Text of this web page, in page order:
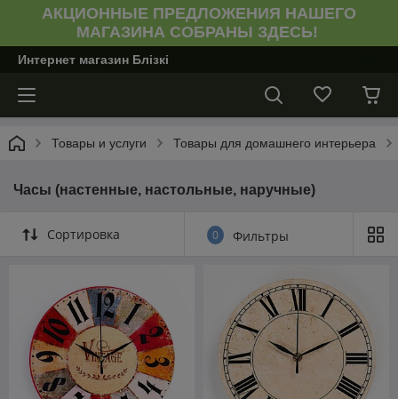
АКЦИОННЫЕ ПРЕДЛОЖЕНИЯ НАШЕГО
МАГАЗИНА СОБРАНЫ ЗДЕСЬ!
Интернет магазин Блiзкi
Товары и услуги Товары для домашнего интерьера
Часы (настенные, настольные, наручные)
Сортировка 0 Фильтры